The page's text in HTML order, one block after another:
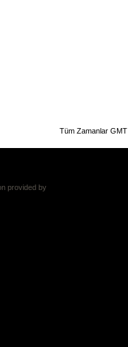
Tüm Zamanlar
provided by